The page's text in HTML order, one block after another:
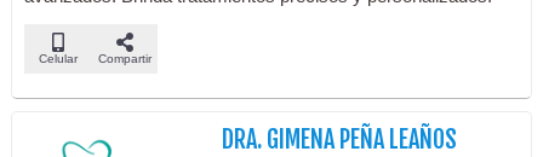
Celular Compartir
DRA. GIMENA PEÑA LEAÑOS